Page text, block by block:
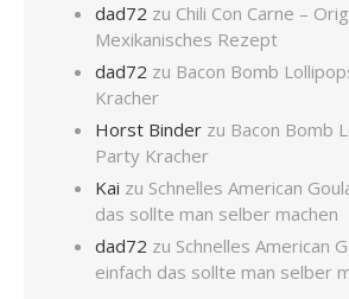
dad72 zu Chili Con Carne –
Mexikanisches Rezept
dad72 zu Bacon Bomb
Kracher
Horst Binder zu Bacon Bomb
Party Kracher
Kai zu Schnelles American
das sollte man selber machen
dad72 zu Schnelles American
einfach das sollte man selber